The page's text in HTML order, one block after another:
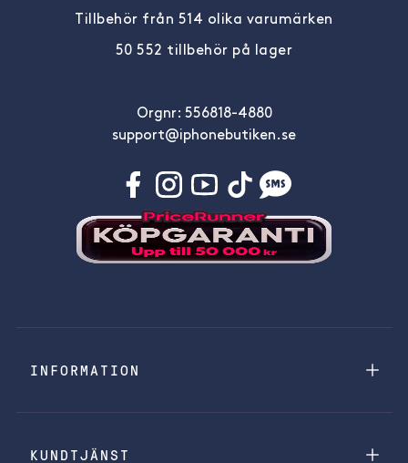
Tillbehör från 514 olika varumärken
50 552 tillbehör på lager
Orgnr: 556818-4880
support@iphonebutiken.se
INFORMATION
KUNDTJÄNST